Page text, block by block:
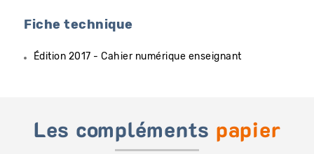
Fiche technique
Édition 2017 - Cahier numérique enseignant
Les compléments papier